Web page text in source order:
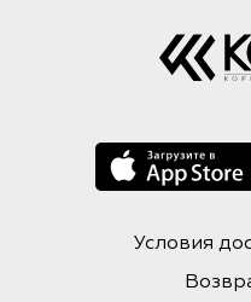
Условия